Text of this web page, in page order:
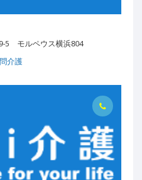
5 モルペウス横浜804
介護